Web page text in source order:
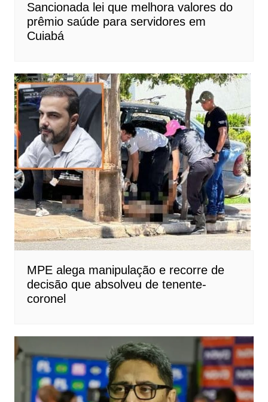
Sancionada lei que melhora valores do
prêmio saúde para servidores em
Cuiabá
MPE alega manipulação e recorre de
decisão que absolveu de tenente-
coronel